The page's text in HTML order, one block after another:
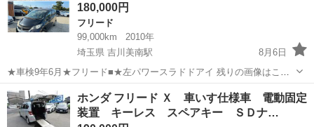
180,000円
フリード
99,000km
2010年
埼玉県 吉川美南駅
8月6日
★車検9年6月★フリード■★左パワースラドドアイ 残りの画像はこち
らになります。 https://photos.app.goo.gl/XXVXJ2PRN48Dsm6Z6 支
払い お支払総額＝落札価格180...
埼玉 三郷市 吉川美南駅 フリード
ホンダ フリード Ｘ 車いす仕様車 電動固定
装置 キーレス スペアキー ＳＤナ…